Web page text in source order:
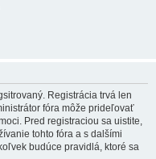
Registrácia trvá len
fóra môže prideľovať
Pred registraciou sa uistite,
tohto fóra a s dalšími
budúce pravidlá, ktoré sa